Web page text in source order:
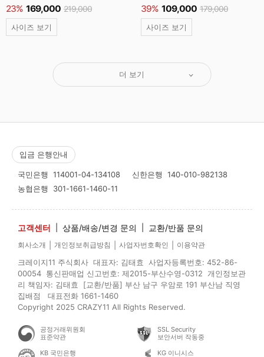
23% 169,000 219,000
사이즈 보기
39% 109,000 179,000
사이즈 보기
더 보기
입금 은행안내
국민은행 114001-04-134108 신한은행 140-010-982138
농협은행 301-1661-1460-11
고객센터 상품/배송/변경 문의 교환/반품 문의
회사소개 개인정보취급방침 사업자번호확인 이용약관
크레이지11 주식회사 대표자: 김태효 사업자등록번호: 452-86-
00054 통신판매업 신고번호: 제2015-부산수영-0312 개인정보관
리 책임자: 김태효 [교환/반품] 부산 남구 우암로 191 부산남 직영
집배점 대표전화 1661-1460
Copyright 2025 CRAZY11 All Rights Reserved.
공정거래위원회
표준약관
SSL Security
보안서버 작동중
KB 국민은행
KG 이니시스